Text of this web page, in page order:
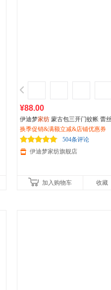
¥88.00
伊迪梦家纺 蒙古包三开门蚊帐 蕾
加密加高拉链有底 1.2米1.5m1.8米
m单双人床sm13
换季促销&满额立减&店铺优惠券
504条评论
伊迪梦家纺旗舰店
加入购物车 收藏